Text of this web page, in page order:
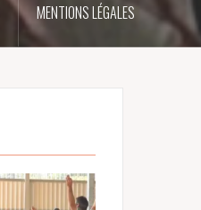
MENTIONS LÉGALES